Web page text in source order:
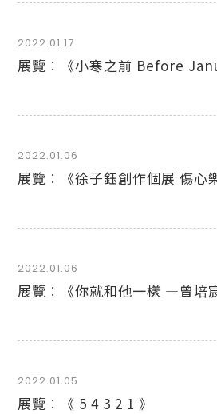
2022.01.17
2022.01.06
展覽︰《徐子鈺創作個展 傷心
2022.01.06
展覽︰《你就和他一樣 —曾培
2022.01.05
展覽︰《 5 4 3 2 1 》